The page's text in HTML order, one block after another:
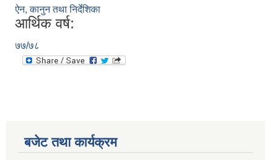
ऐन, कानुन तथा निर्देशिका
आर्थिक वर्ष:
७७/७८
बजेट तथा कार्यक्रम